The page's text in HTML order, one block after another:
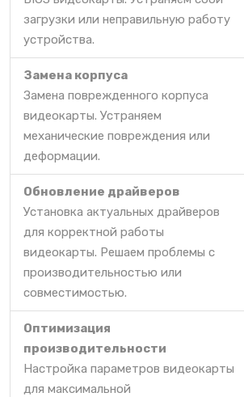
загрузки или неправильную работу
устройства.
Замена корпуса
Замена поврежденного корпуса
видеокарты. Устраняем
механические повреждения или
деформации.
Обновление драйверов
Установка актуальных драйверов
для корректной работы
видеокарты. Решаем проблемы с
производительностью или
совместимостью.
Оптимизация
производительности
Настройка параметров видеокарты
для максимальной